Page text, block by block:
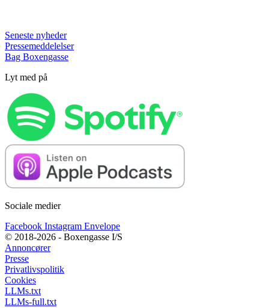
Seneste nyheder
Pressemeddelelser
Bag Boxengasse
Lyt med på
Sociale medier
Facebook Instagram Envelope
© 2018-2026 - Boxengasse I/S
Annoncører
Presse
Privatlivspolitik
Cookies
LLMs.txt
LLMs-full.txt